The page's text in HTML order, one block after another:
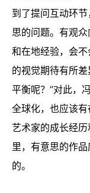
到了提问互动环
思的问题。有观
和在地经验，会
的视觉期待有所
平衡呢？”对此，
全球化，也应该
艺术家的成长经
里，有意思的作
的。